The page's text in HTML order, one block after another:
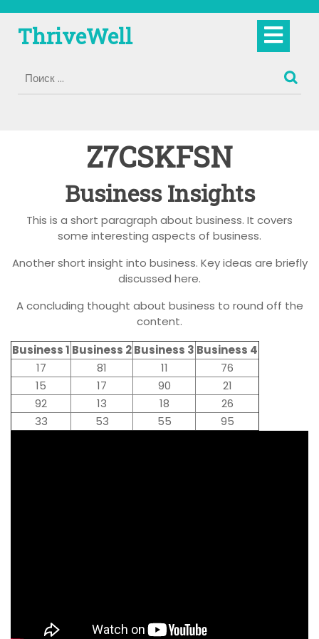
содержимому
ThriveWell
Z7CSKFSN
Business Insights
This is a short paragraph about business. It covers
some interesting aspects of business.
Another short insight into business. Key ideas are briefly
discussed here.
A concluding thought about business to round off the
content.
Business 1 Business 2Business 3 Business 4
17
81 11
76
15
17 90
21
92
13 18
26
33
53 55 95